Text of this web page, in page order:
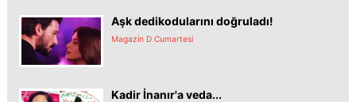
Aşk dedikodularını doğruladı!
Magazin D Cumartesi
Kadir İnanır'a veda...